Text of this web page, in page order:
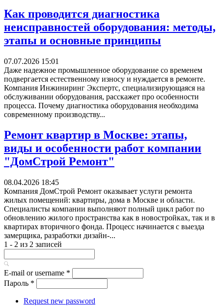
Как проводится диагностика
неисправностей оборудования: методы,
этапы и основные принципы
07.07.2026 15:01
Даже надежное промышленное оборудование со временем
подвергается естественному износу и нуждается в ремонте.
Компания Инжиниринг Экспертс, специализирующаяся на
обслуживании оборудования, расскажет про особенности
процесса. Почему диагностика оборудования необходима
современному производству...
Ремонт квартир в Москве: этапы,
виды и особенности работ компании
"ДомСтрой Ремонт"
08.04.2026 18:45
Компания ДомСтрой Ремонт оказывает услуги ремонта
жилых помещений: квартиры, дома в Москве и области.
Специалисты компании выполняют полный цикл работ по
обновлению жилого пространства как в новостройках, так и в
квартирах вторичного фонда. Процесс начинается с выезда
замерщика, разработки дизайн-...
1 - 2 из 2 записей
E-mail or username *
Пароль *
Request new password